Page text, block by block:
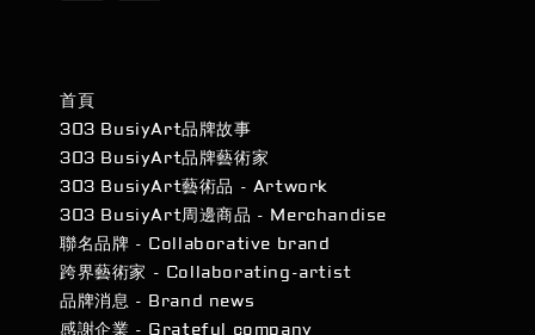
首頁
303 BusiyArt品牌故事
303 BusiyArt品牌藝術家
303 BusiyArt藝術品 - Artwork
303 BusiyArt周邊商品 - Merchandise
聯名品牌 - Collaborative brand
跨界藝術家 - Collaborating-artist
品牌消息 - Brand news
感謝企業 - Grateful company